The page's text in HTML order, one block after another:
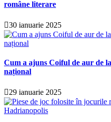
române literare
30 ianuarie 2025
Cum a ajuns Coiful de aur de
național
29 ianuarie 2025